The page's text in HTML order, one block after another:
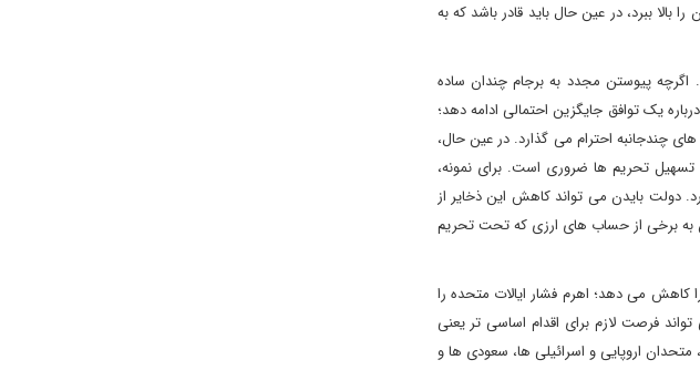
ببرد، در عین حال باید قادر باشد که به
اگرچه پیوستن مجدد به برجام چندان ساده
یک توافق جایگزین احتمالی ادامه دهد؛
چندجانبه احترام می گذارد. در عین حال،
تسهیل تحریم ها ضروری است. برای نمونه،
با غنای پایین دارد. دولت بایدن می تواند کاهش این ذخایر از
ایران به برخی از حساب های ارزی که تحت تحریم
کاهش می دهد؛ اهرم فشار ایالات متحده را
فرصت لازم برای اقدام اساسی تر یعنی
متحدان اروپایی و اسرائیلی ها، سعودی ها و